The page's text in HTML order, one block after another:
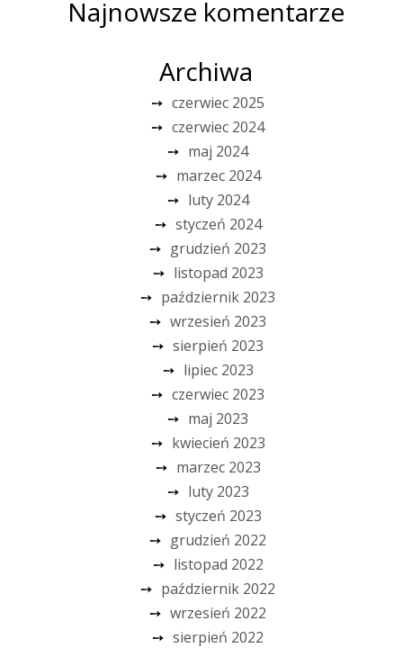
Najnowsze komentarze
Archiwa
czerwiec 2025
czerwiec 2024
maj 2024
marzec 2024
luty 2024
styczeń 2024
grudzień 2023
listopad 2023
październik 2023
wrzesień 2023
sierpień 2023
lipiec 2023
czerwiec 2023
maj 2023
kwiecień 2023
marzec 2023
luty 2023
styczeń 2023
grudzień 2022
listopad 2022
październik 2022
wrzesień 2022
sierpień 2022